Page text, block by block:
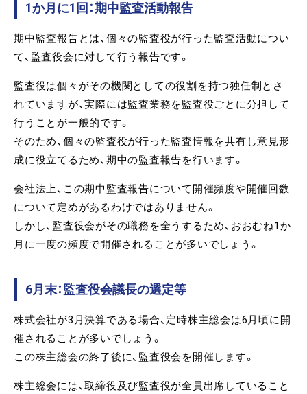
1か月に1回：期中監査活動報告
期中監査報告とは、個々の監査役が行った監査活動につい
て、監査役会に対して行う報告です。
監査役は個々がその機関としての役割を持つ独任制とさ
れていますが、実際には監査業務を監査役ごとに分担して
行うことが一般的です。
そのため、個々の監査役が行った監査情報を共有し意見形
成に役立てるため、期中の監査報告を行います。
会社法上、この期中監査報告について開催頻度や開催回数
について定めがあるわけではありません。
しかし、監査役会がその職務を全うするため、おおむね1か
月に一度の頻度で開催されることが多いでしょう。
6月末：監査役会議長の選定等
株式会社が3月決算である場合、定時株主総会は6月頃に開
催されることが多いでしょう。
この株主総会の終了後に、監査役会を開催します。
株主総会には、取締役及び監査役が全員出席していること